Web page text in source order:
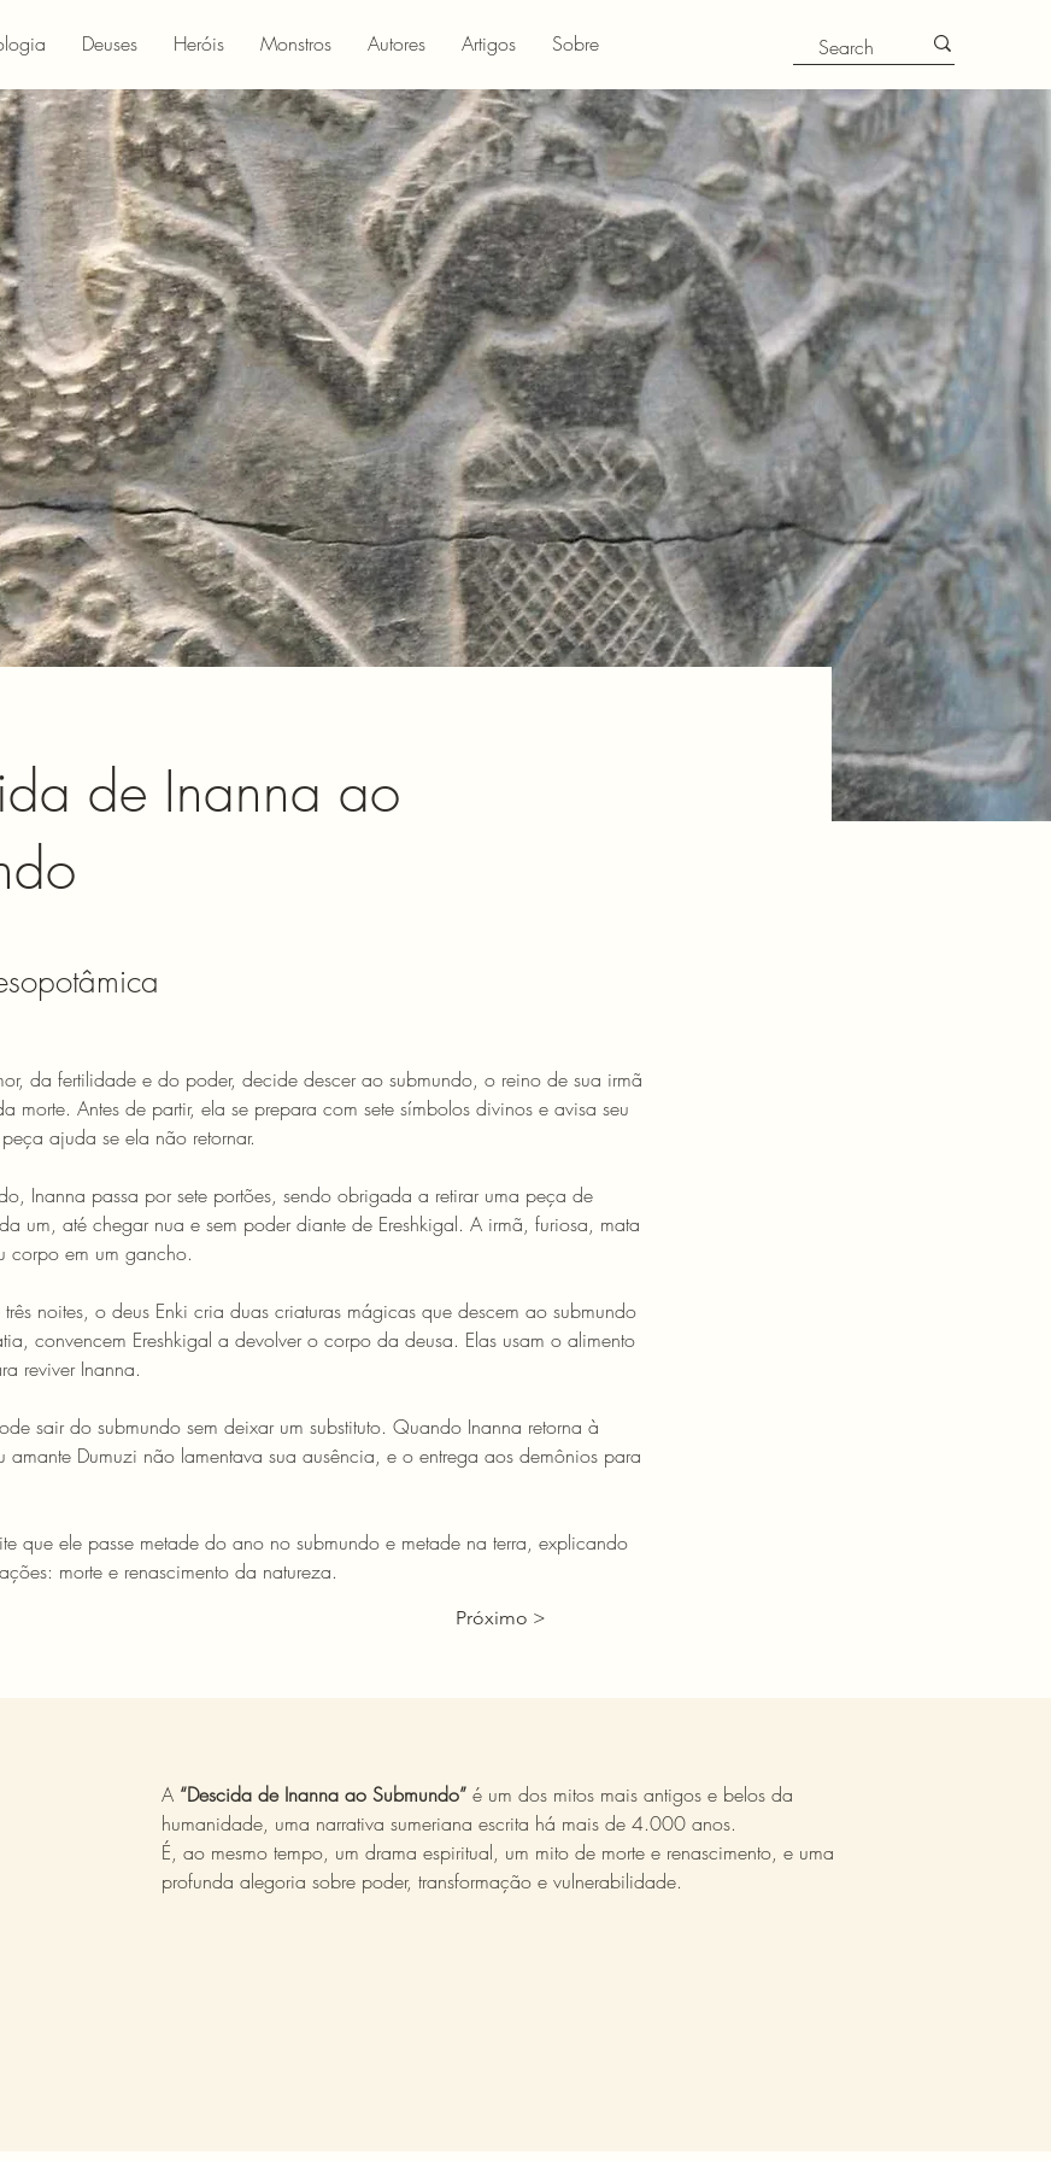
Deuses Heróis Monstros Autores Artigos Sobre
de Inanna ao
da fertilidade e do poder, decide descer ao submundo, o reino de sua irmã
morte. Antes de partir, ela se prepara com sete símbolos divinos e avisa seu
ajuda se ela não retornar.
Inanna passa por sete portões, sendo obrigada a retirar uma peça de
um, até chegar nua e sem poder diante de Ereshkigal. A irmã, furiosa, mata
corpo em um gancho.
noites, o deus Enki cria duas criaturas mágicas que descem ao submundo
convencem Ereshkigal a devolver o corpo da deusa. Elas usam o alimento
reviver Inanna.
sair do submundo sem deixar um substituto. Quando Inanna retorna à
amante Dumuzi não lamentava sua ausência, e o entrega aos demônios para
que ele passe metade do ano no submundo e metade na terra, explicando
morte e renascimento da natureza.
Próximo >
A “Descida de Inanna ao Submundo”é um dos mitos mais antigos e belos da
humanidade, uma narrativa sumeriana escrita há mais de 4.000 anos.
É, ao mesmo tempo, um drama espiritual, um mito de morte e renascimento, e uma
profunda alegoria sobre poder, transformação e vulnerabilidade.